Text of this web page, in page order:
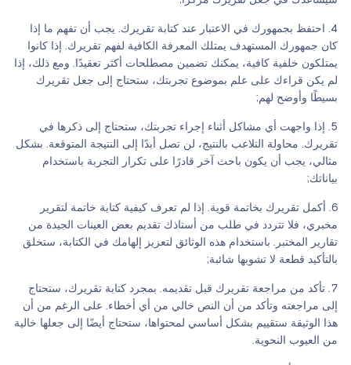
احتفظ بجمهورك في الاعتبار عند كتابة تقريرك. يجب أن تفهم ما إذا
كان جمهورك المستهدف يمتلك المعرفة الكافية لفهم تقريرك. إذا كانوا
يمتلكون خلفية كافية، يمكنك تضمين مصطلحات أكثر تعقيدًا. ومع ذلك، إذا
لم يكن قراءك على علم بموضوع تجربتك، ستحتاج إلى جعل تقريرك
بسيطًا وأوضح لهم;
إذا واجهت أي مشاكل أثناء إجراء تجربتك، ستحتاج إلى ذكرها في
تقريرك. محاولة التلاعب بالنتيج، لن تصل أبدًا إلى النتيجة المتوقعة. بشكل
مثالي، يجب أن يكون باحث آخر قادرًا على تكرار التجربة باستخدام
بياناتك;
أكمل تقريرك بخاتمة قوية. إذا لم تعرف كيفية كتابة خاتمة لتقرير
مخبري، فلا تتردد في طلب من أستاذك تقديم بعض العينات الجيدة من
تقارير المختبر. باستخدام هذه الوثائق لتعزيز إلهامك في الكتابة، ستخلق
بالتأكيد قطعة لا تشوبها شائبة;
تأكد من مراجعة تقريرك قبل تقديمه. بمجرد كتابة تقريرك، ستحتاج
إلى مراجعته وتأكد من أن النص خالي من أي أخطاء. على الرغم من أن
هذا الوثيقة ستقييم بشكل أساسي لمحتواها، ستحتاج أيضًا إلى جعلها خالية
من العيوب النحوية.